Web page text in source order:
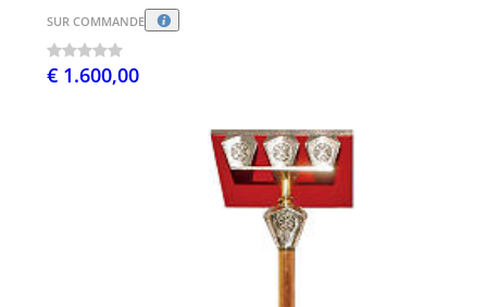
SUR COMMANDE
€ 1.600,00